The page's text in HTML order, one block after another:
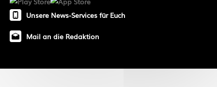
Unsere News-Services für Euch
Mail an die Redaktion